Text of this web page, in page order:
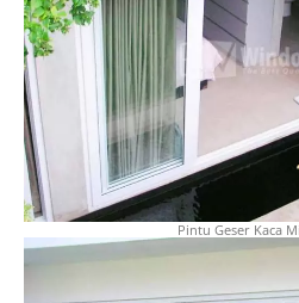
Pintu Geser Kaca